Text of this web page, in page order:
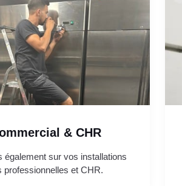
& CHR
également sur vos installations
professionnelles et CHR.